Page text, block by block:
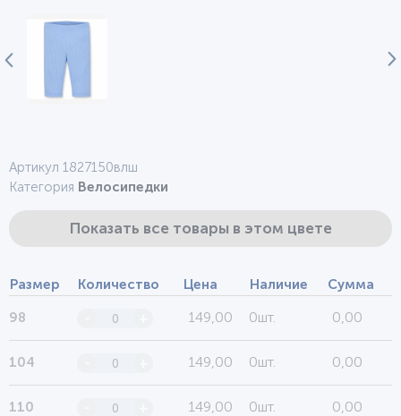
Артикул 1827150влш
Категория Велосипедки
Показать все товары в этом цвете
Размер Количество Цена Наличие Сумма
98 149,00 0шт. 0,00
104 149,00 0шт. 0,00
110 149,00 0шт. 0,00